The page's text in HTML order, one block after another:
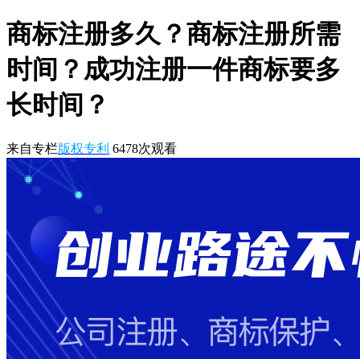
商标注册多久？商标注册所需
时间？成功注册一件商标要多
长时间？
来自专栏版权专利 6478次观看